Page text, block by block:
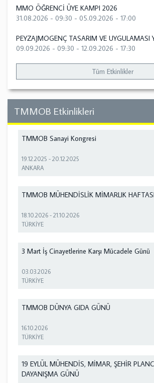
MMO ÖĞRENCİ ÜYE KAMPI 2026
31.08.2026 - 09:30 - 05.09.2026 - 17:00
PEYZAJMOGENÇ TASARIM VE UYGULAMASI
09.09.2026 - 09:30 - 12.09.2026 - 17:30
Tüm Etkinlikler
TMMOB Etkinlikleri
TMMOB Sanayi Kongresi
19.12.2025 -20.12.2025
ANKARA
TMMOB MÜHENDİSLİK MİMARLIK
18.10.2026 -21.10.2026
TÜRKİYE
3 Mart İş Cinayetlerine Karşı Mücadele Günü
03.03.2026
TÜRKİYE
TMMOB DÜNYA GIDA GÜNÜ
16.10.2026
TÜRKİYE
19 EYLÜL MÜHENDİS, MİMAR, ŞEHİR
DAYANIŞMA GÜNÜ